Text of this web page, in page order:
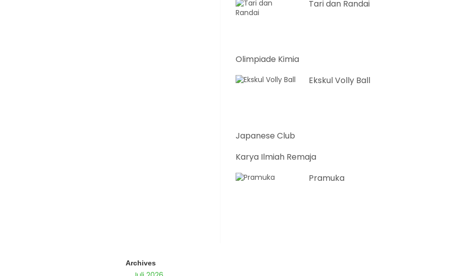
Tari dan Randai
Olimpiade Kimia
Ekskul Volly Ball
Japanese Club
Karya Ilmiah Remaja
Pramuka
Archives